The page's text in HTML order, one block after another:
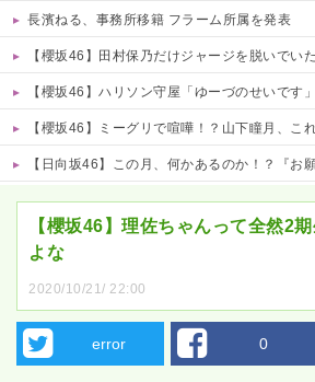
長濱ねる、事務所移籍 フラーム所属を発表
【櫻坂46】田村保乃だけジャージを脱いでい
【櫻坂46】ハリソン守屋「ゆーづのせいです
【櫻坂46】ミーグリで喧嘩！？山下瞳月、こ
【日向坂46】この月、何かあるのか！？『お願いバッ
【櫻坂46】理佐ちゃんって全然2
よな
2020/10/21/ 22:00
error 0